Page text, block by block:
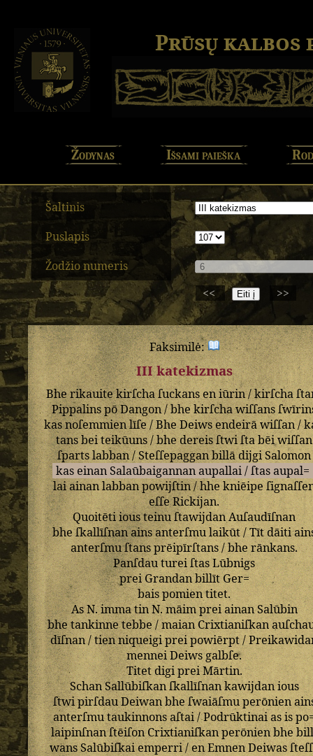
Prūsų kalbos
Žodynas Išsami paieška
Šaltinis
Puslapis
Žodžio numeris
<<
>>
Faksimilė:
III katekizmas
Bherikauitekirſchaſuckanseniūrin/kirſcha
PippalinspōDangon/bhe kirſchawiſſans
kasnoſemmienlīſe/Bhe Deiws endeirā wiſſan/
tansbei teikūuns/bhedereisſtwiſtabēiwiſſan
ſpartslabban/SteſſepagganbillādijgiSalomon
kas einanSalaūbaigannanaupallai/ſtasaupal=
laiainan labbanpowijſtin/hhekniēipe
eſſeRickijan.
QuoitētiiousteinuſtawijdanAuſaudīſnan
bhe ſkallīſnanainsanterſmulaikūt/Tītdāiti
anterſmuſtans prēipīrſtans/bhe rānkans.
Panſdau turei ſtasLūbnigs
prei GrandanbillītGer=
bais pomien titet.
AsN.immatinN.māimpreiainanSalūbin
bhe tankinnetebbe/maianCrixtianiſkan
dīſnan/tienniqueigipreipowiērpt/
menneiDeiwsgalbſe.
TitetdigipreiMārtin.
SchanSallūbiſkanſkallīſnankawijdanious
ſtwipirſdauDeiwanbhe ſwaiāſmuperōnien
anterſmutaukinnonsaſtai/Podrūktinaias is
laipinſnanſtēiſon Crixtianiſkanperōnienbhe
wansSalūbiſkaiemperri/enEmnenDeiwas